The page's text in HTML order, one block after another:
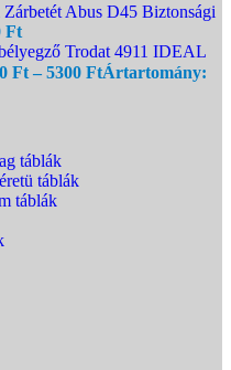
Abus D45 Biztonsági
Ft
Trodat 4911 IDEAL
Ft – 5300 FtÁrtartomány:
táblák
táblák
táblák